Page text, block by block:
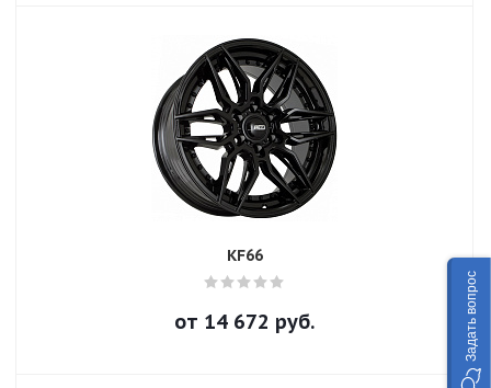
KF66
от 14 672 руб. Задать вопрос